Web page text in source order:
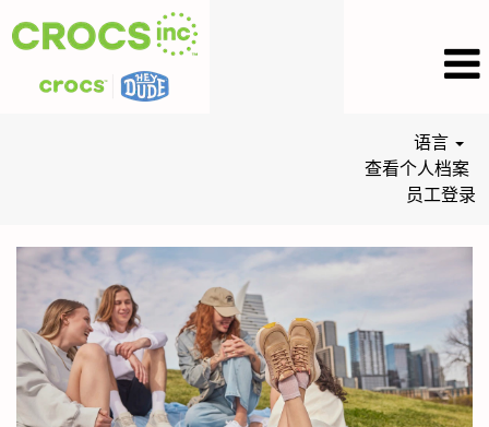
语言
查看个人档案
员工登录
Jobs_CN